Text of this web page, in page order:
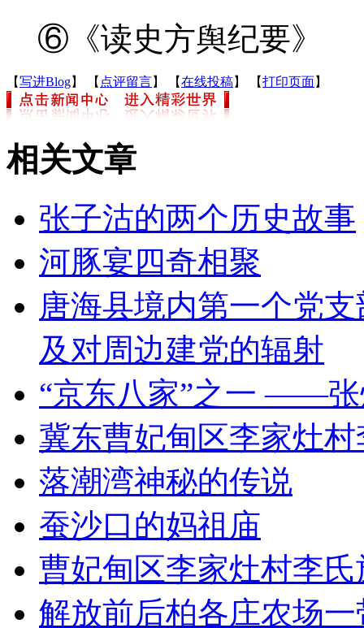
⑥ 《读史方舆纪要》
【写进Blog】 【 点评留言】 【在线投稿】 【打印页面】
相关文章
张子沽的两个历史故事
河豚宴四奇相聚
唐海县境内第一个党
及对周边建党的辐射
“京东八家”之一 ——
冀东曹妃甸区李家灶
落潮湾神秘的传说
蚕沙口的妈祖庙
曹妃甸区李家灶村李
解放前后柏各庄农场